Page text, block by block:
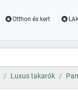
Otthon és kert
Luxus takarók